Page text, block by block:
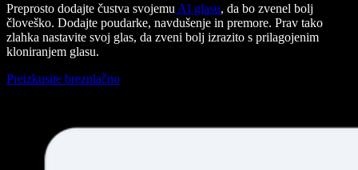
Preprosto dodajte čustva svojemu AI glasu, da bo zvenel bolj
človeško. Dodajte poudarke, navdušenje in premore. Prav tako
zlahka nastavite svoj glas, da zveni bolj izrazito s prilagojenim
kloniranjem glasu.
Preizkusite brezplačno